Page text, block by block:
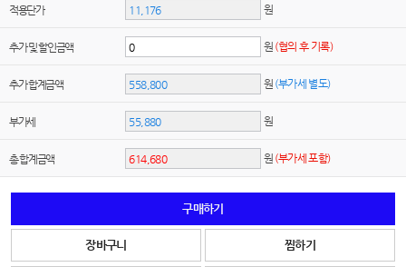
적용단가 원
추가 및 할인금액 원 (협의 후 기록)
추가 합계금액 원 (부가세 별도)
부가세 원
총 합계금액 원 (부가세 포함)
구매하기
장바구니 찜하기